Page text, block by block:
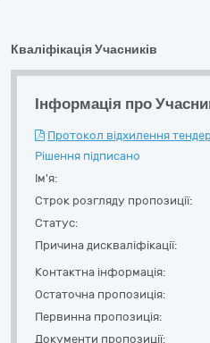
Кваліфікація Учасників
Інформація про
Протокол відхилення
Рішення підписано
Ім'я:
Строк розгляду пропозиції:
Статус:
Причина дискваліфікації:
Контактна інформація:
Остаточна пропозиція:
Первинна пропозиція:
Документи пропозиції: